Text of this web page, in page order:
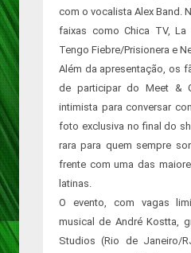
com o vocalista Alex Band.
faixas como Chica TV, La
Tengo Fiebre/Prisionera e
Além da apresentação, os
de participar do Meet &
intimista para conversar
foto exclusiva no final do
rara para quem sempre
frente com uma das
latinas.
O evento, com vagas
musical de André Kostta,
Studios (Rio de Janeiro/